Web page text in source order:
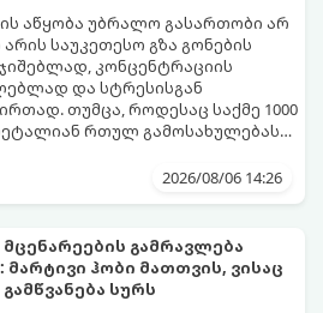
აწყობა უბრალო გასართობი არ
არის საუკეთესო გზა გონების
კონცენტრაციის
და სტრესისგან
თუმცა, როდესაც საქმე 1000
რთულ გამოსახულებას
და ნერვებისმომშლელ პროცესად
მოგიტანოთ, გთავაზობთ
2026/08/06 14:26
გამრავლება
მარტივი ჰობი მათთვის, ვისაც
სურს